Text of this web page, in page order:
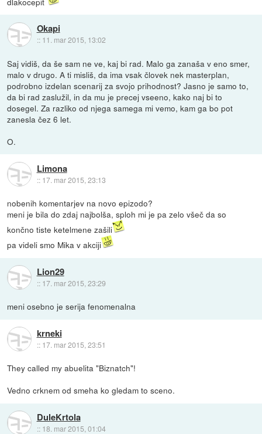
Okapi
:: 11. mar 2015, 13:02
Saj vidiš, da še sam ne ve, kaj bi rad. Malo ga zanaša v eno smer,
malo v drugo. A ti misliš, da ima vsak človek nek masterplan,
podrobno izdelan scenarij za svojo prihodnost? Jasno je samo to,
da bi rad zaslužil, in da mu je precej vseeno, kako naj bi to
dosegel. Za razliko od njega samega mi vemo, kam ga bo pot
zanesla čez 6 let.
O.
Limona
:: 17. mar 2015, 23:13
nobenih komentarjev na novo epizodo?
meni je bila do zdaj najbolša, sploh mi je pa zelo všeč da so
končno tiste ketelmene zašili
pa videli smo Mika v akciji
Lion29
:: 17. mar 2015, 23:29
meni osebno je serija fenomenalna
krneki
:: 17. mar 2015, 23:51
They called my abuelita "Biznatch"!
Vedno crknem od smeha ko gledam to sceno.
DuleKrtola
:: 18. mar 2015, 01:04